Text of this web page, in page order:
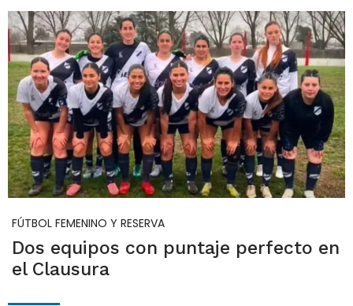
FÚTBOL FEMENINO Y RESERVA
Dos equipos con puntaje perfecto en
el Clausura